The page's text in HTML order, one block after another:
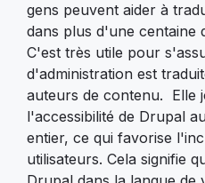
gens peuvent aider à
dans plus d'une centaine
C'est très utile pour
d'administration est
auteurs de contenu. Elle
l'accessibilité de Drupal
entier, ce qui favorise
utilisateurs. Cela signifie